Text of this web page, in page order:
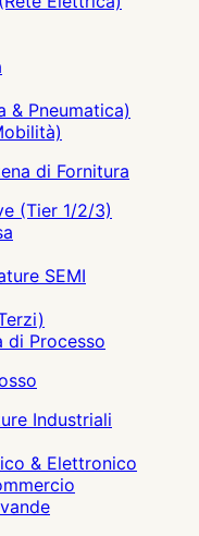
& Pneumatica)
di Fornitura
(Tier 1/2/3)
SEMI
di Processo
Industriali
& Elettronico